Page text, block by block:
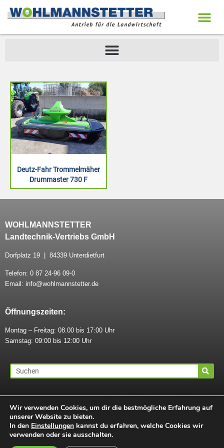
Deutz-Fahr Trommelmäher
Drummaster 730 F
WOHLMANNSTETTER
Landtechnik-Vertriebs GmbH
Dorfplatz 19 | 84339 Unterdietfurt
Telefon: 0 87 24-96 09-0
Email: info@wohlmannstetter.de
Öffnungszeiten:
Montag – Freitag: 08.00 bis 17:00 Uhr
Samstag: 09:00 bis 12:00 Uhr
Wir verwenden Cookies, um dir die bestmögliche Erfahrung auf
unserer Website zu bieten.
In den Einstellungen kannst du erfahren, welche Cookies wir
verwenden oder sie ausschalten.